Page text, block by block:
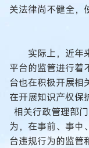
关法律尚不健全，
实际上，近年来
平台的监管进行着
台也在积极开展相
在开展知识产权保
相关行政管理部
为，在事前、事中
台违规行为的监管